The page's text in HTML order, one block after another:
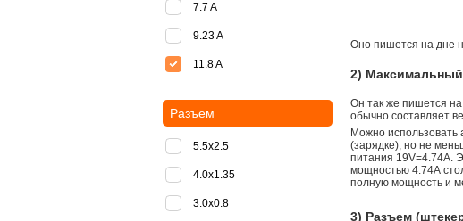
Оно пишется на дне
2)
Он так же пишется
обычно составляет
Можно
(зарядке), но не
питания 19V=4.74A.
мощностью 4.74А
полную мощность и
3) Разъем
7.7 A
9.23 A
11.8 A
Разъем
5.5x2.5
4.0x1.35
3.0x0.8